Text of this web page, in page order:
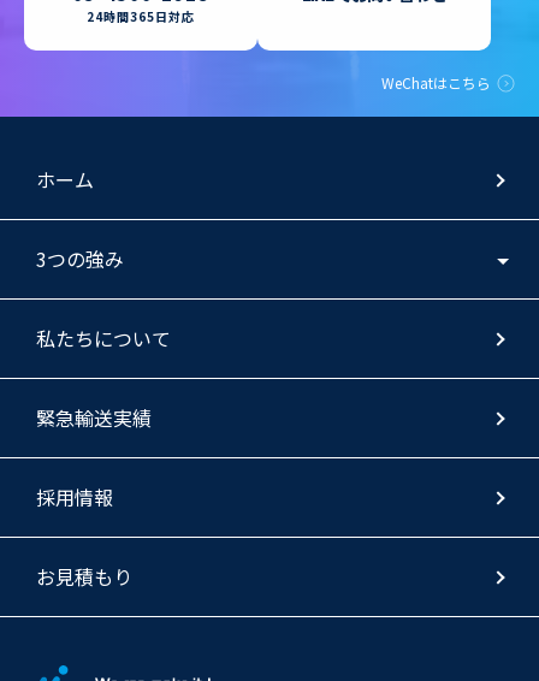
24時間365日対応
WeChatはこちら
ホーム
3つの強み
私たちについて
緊急輸送実績
採用情報
お見積もり